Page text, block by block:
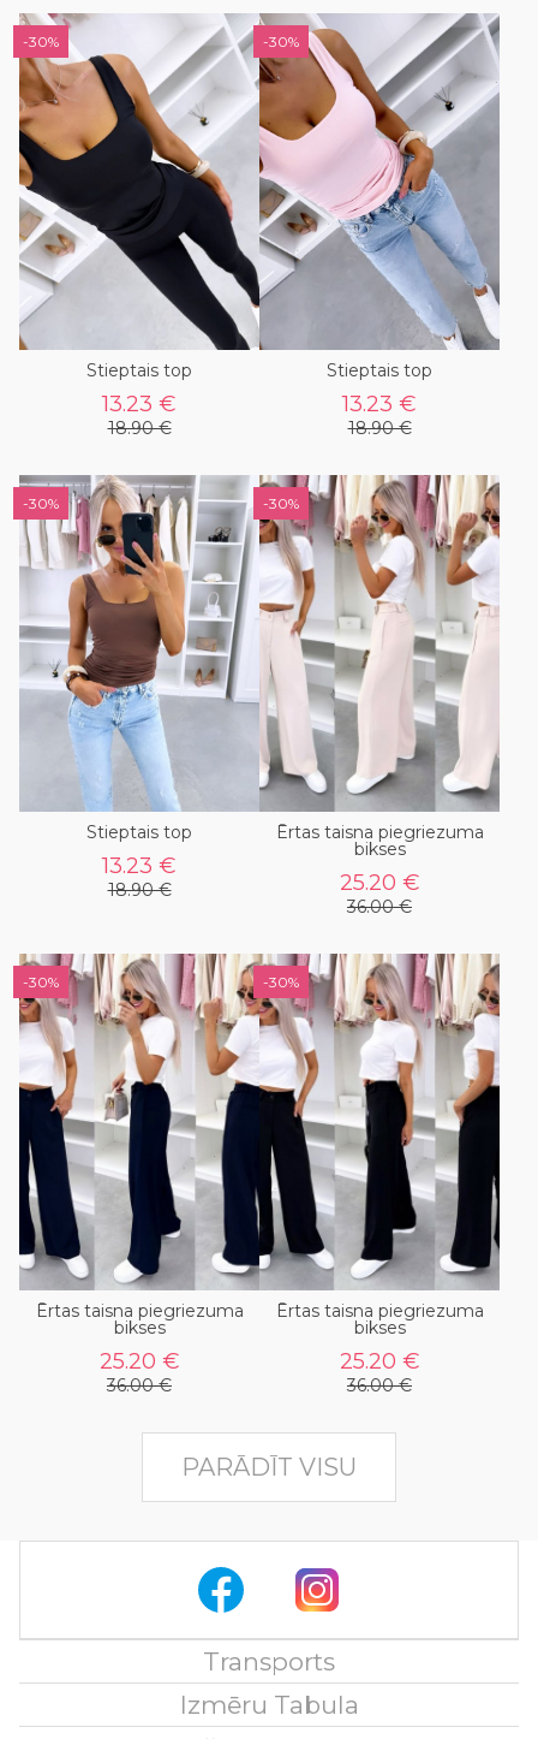
-30%
Stieptais top
13.23 €
18.90 €
-30%
Stieptais top
13.23 €
18.90 €
-30%
Stieptais top
13.23 €
18.90 €
-30%
Ērtas taisna piegriezuma
bikses
25.20 €
36.00 €
-30%
Ērtas taisna piegriezuma
bikses
25.20 €
36.00 €
-30%
Ērtas taisna piegriezuma
bikses
25.20 €
36.00 €
PARĀDĪT VISU
Transports
Izmēru Tabula